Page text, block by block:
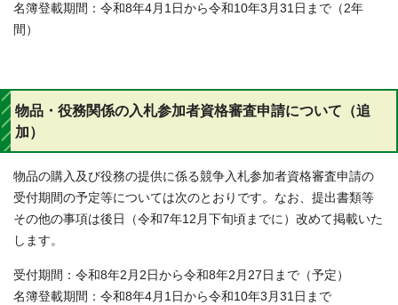
名簿登載期間：令和8年4月1日から令和10年3月31日まで（2年
間）
物品・役務関係の入札参加者資格審査申請について（追
加）
物品の購入及び役務の提供に係る競争入札参加者資格審査申請の
受付期間の予定等については次のとおりです。なお、提出書類等
その他の事項は後日（令和7年12月下旬頃までに）改めて掲載いた
します。
受付期間：令和8年2月2日から令和8年2月27日まで（予定）
名簿登載期間：令和8年4月1日から令和10年3月31日まで